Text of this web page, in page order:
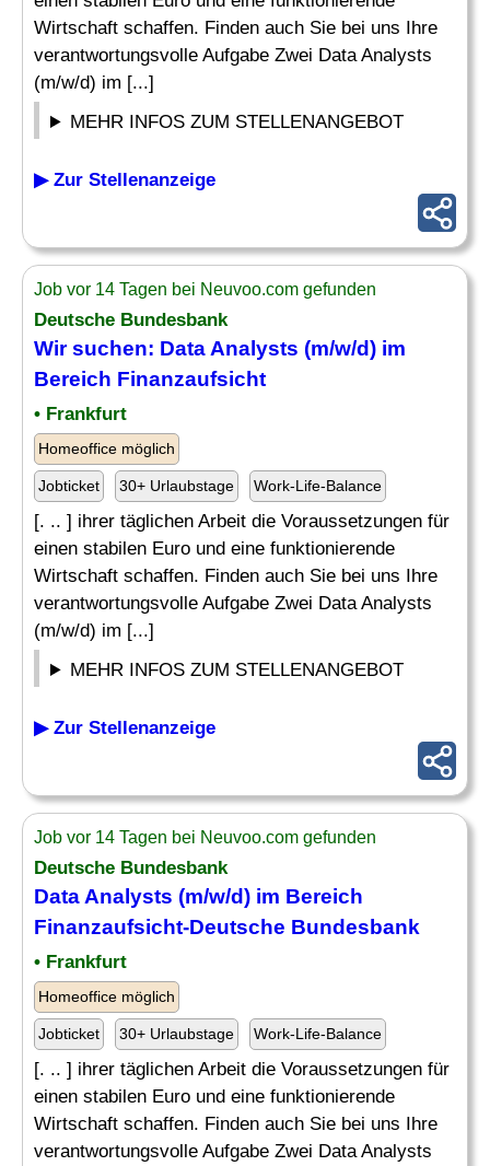
Wirtschaft schaffen. Finden auch Sie bei uns Ihre
verantwortungsvolle Aufgabe Zwei Data Analysts
(m/w/d) im [...]
MEHR INFOS ZUM STELLENANGEBOT
▶ Zur Stellenanzeige
Job vor 14 Tagen bei Neuvoo.com gefunden
Deutsche Bundesbank
Wir suchen: Data Analysts (m/w/d) im
Bereich Finanzaufsicht
• Frankfurt
Homeoffice möglich
Jobticket 30+ Urlaubstage Work-Life-Balance
[. .. ] ihrer täglichen Arbeit die Voraussetzungen für
einen stabilen Euro und eine funktionierende
Wirtschaft schaffen. Finden auch Sie bei uns Ihre
verantwortungsvolle Aufgabe Zwei Data Analysts
(m/w/d) im [...]
MEHR INFOS ZUM STELLENANGEBOT
▶ Zur Stellenanzeige
Job vor 14 Tagen bei Neuvoo.com gefunden
Deutsche Bundesbank
Data Analysts (m/w/d) im Bereich
Finanzaufsicht-Deutsche Bundesbank
• Frankfurt
Homeoffice möglich
Jobticket 30+ Urlaubstage Work-Life-Balance
[. .. ] ihrer täglichen Arbeit die Voraussetzungen für
einen stabilen Euro und eine funktionierende
Wirtschaft schaffen. Finden auch Sie bei uns Ihre
verantwortungsvolle Aufgabe Zwei Data Analysts